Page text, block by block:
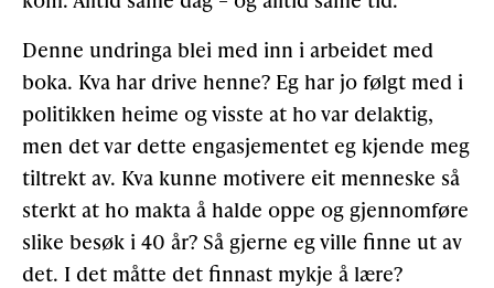
Denne undringa blei med inn i arbeidet med
boka. Kva har drive henne? Eg har jo følgt med i
politikken heime og visste at ho var delaktig,
men det var dette engasjementet eg kjende meg
tiltrekt av. Kva kunne motivere eit menneske så
sterkt at ho makta å halde oppe og gjennomføre
slike besøk i 40 år? Så gjerne eg ville finne ut av
det. I det måtte det finnast mykje å lære?